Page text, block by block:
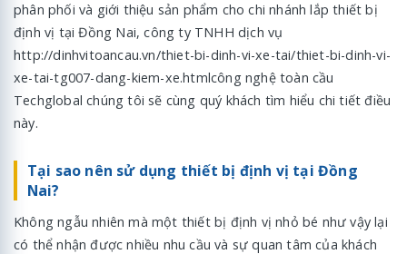
phân phối và giới thiệu sản phẩm cho chi nhánh lắp thiết bị
định vị tại Đồng Nai, công ty TNHH dịch vụ
http://dinhvitoancau.vn/thiet-bi-dinh-vi-xe-tai/thiet-bi-dinh-vi-
xe-tai-tg007-dang-kiem-xe.htmlcông nghệ toàn cầu
Techglobal chúng tôi sẽ cùng quý khách tìm hiểu chi tiết điều
này.
Tại sao nên sử dụng thiết bị định vị tại Đồng
Nai?
Không ngẫu nhiên mà một thiết bị định vị nhỏ bé như vậy lại
có thể nhận được nhiều nhu cầu và sự quan tâm của khách